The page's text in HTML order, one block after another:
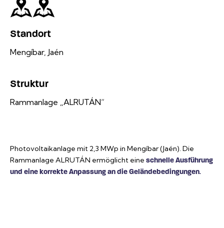
Standort
Mengíbar, Jaén
Struktur
Rammanlage „ALRUTÁN“
Photovoltaikanlage mit 2,3 MWp in Mengíbar (Jaén). Die
Rammanlage ALRUTÁN ermöglicht eine schnelle Ausführung
und eine korrekte Anpassung an die Geländebedingungen.